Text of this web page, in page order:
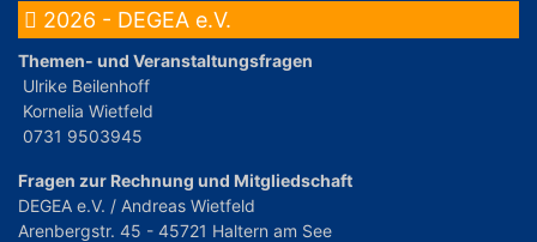
2026 - DEGEA e.V.
Themen- und Veranstaltungsfragen
Ulrike Beilenhoff
Kornelia Wietfeld
0731 9503945
Fragen zur Rechnung und Mitgliedschaft
DEGEA e.V. / Andreas Wietfeld
Arenbergstr. 45 - 45721 Haltern am See